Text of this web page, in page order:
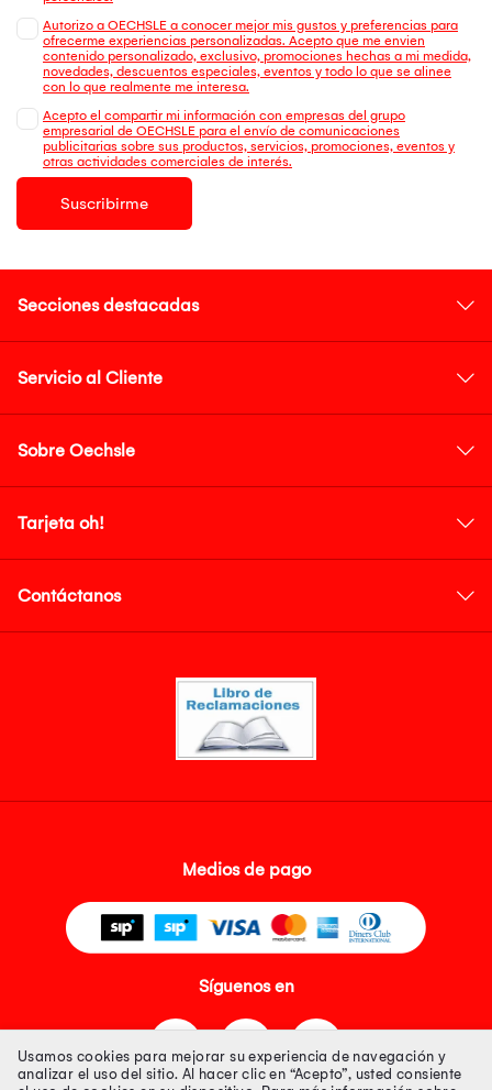
Autorizo a OECHSLE a conocer mejor mis gustos y preferencias para
ofrecerme experiencias personalizadas. Acepto que me envien
contenido personalizado, exclusivo, promociones hechas a mi medida,
novedades, descuentos especiales, eventos y todo lo que se alinee
con lo que realmente me interesa.
Acepto el compartir mi información con empresas del grupo
empresarial de OECHSLE para el envío de comunicaciones
publicitarias sobre sus productos, servicios, promociones, eventos y
otras actividades comerciales de interés.
Suscribirme
Secciones destacadas
Servicio al Cliente
Sobre Oechsle
Tarjeta oh!
Contáctanos
Medios de pago
Síguenos en
Usamos cookies para mejorar su experiencia de navegación y
analizar el uso del sitio. Al hacer clic en “Acepto”, usted consiente